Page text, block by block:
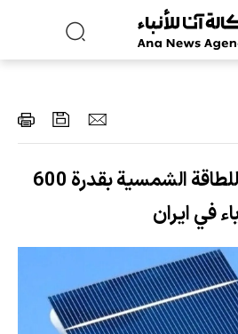
تشييد أكبر محطة للطاقة الشمسية بقدرة 600
في ايران